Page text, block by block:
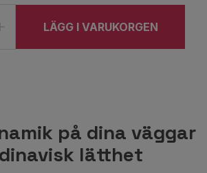
LÄGG I VARUKORGEN
på dina väggar
lätthet